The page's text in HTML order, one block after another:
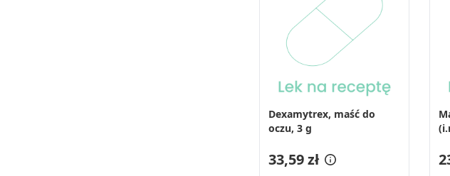
Dexamytrex, maść do
oczu, 3 g
33,59 zł